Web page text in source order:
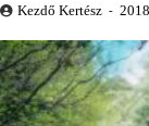
Kezdő Kertész